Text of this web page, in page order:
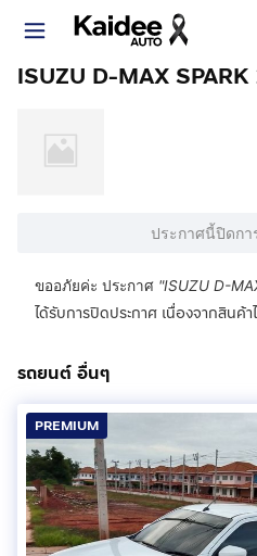
ISUZU D-MAX
ประกาศนี้ปิดกา
ขออภัยค่ะ ประกาศ "ISUZU D-
ได้รับการปิดประกาศ เนื่องจากสินค้
รถยนต์ อื่นๆ
PREMIUM